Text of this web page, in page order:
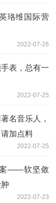
珞维国际营
2022-07-26
表，总有一
2022-07-25
名音乐人，
加点料
2022-07-25
案——软坚敛
2022-07-23